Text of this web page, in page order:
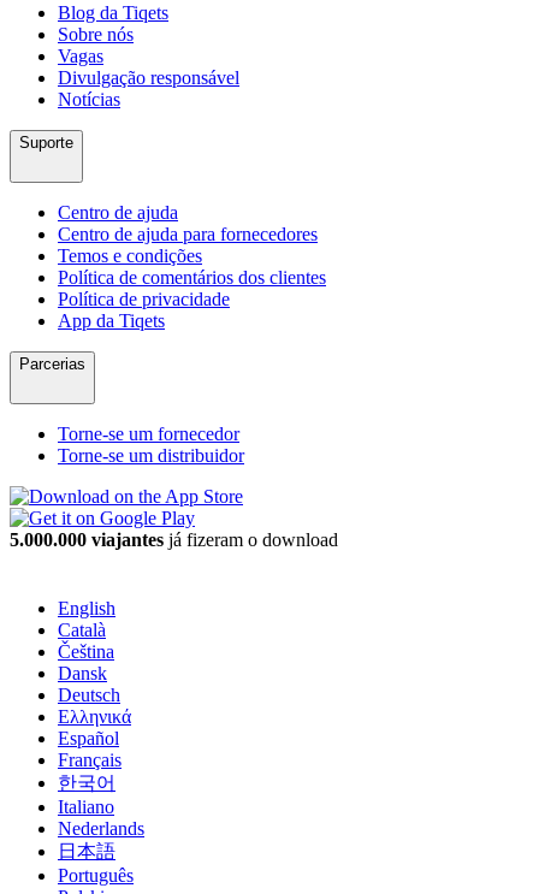
Blog da Tiqets
Sobre nós
Vagas
Divulgação responsável
Notícias
Suporte
Centro de ajuda
Centro de ajuda para fornecedores
Temos e condições
Política de comentários dos clientes
Política de privacidade
App da Tiqets
Parcerias
Torne-se um fornecedor
Torne-se um distribuidor
5.000.000 viajantes já fizeram o download
English
Català
Čeština
Dansk
Deutsch
Ελληνικά
Español
Français
한국어
Italiano
Nederlands
日本語
Português